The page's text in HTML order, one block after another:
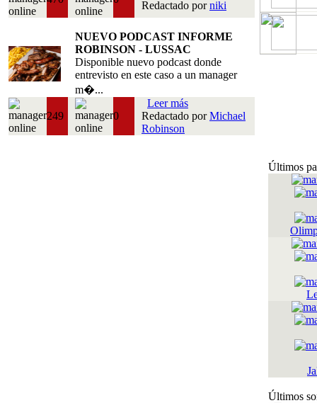
Redactado porniki
NUEVO PODCAST INFORME
ROBINSON - LUSSAC
Disponible nuevo podcast donde
entrevisto en este caso a un manager
m�...
249 0
Leer más
Redactado porMichael
Robinson
Últimos
Últimos